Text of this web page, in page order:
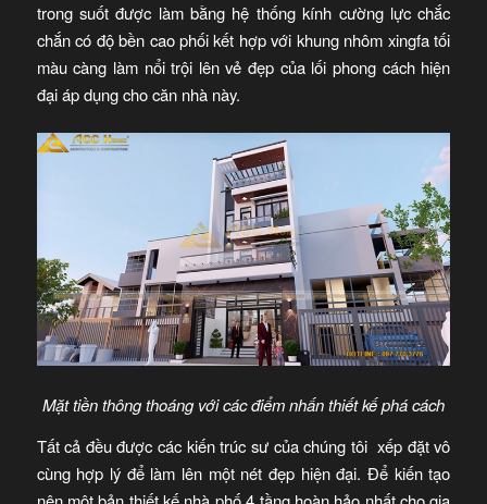
trong suốt được làm bằng hệ thống kính cường lực chắc
chắn có độ bền cao phối kết hợp với khung nhôm xingfa tối
màu càng làm nổi trội lên vẻ đẹp của lối phong cách hiện
đại áp dụng cho căn nhà này.
Mặt tiền thông thoáng với các điểm nhấn thiết kế phá cách
Tất cả đều được các kiến trúc sư của chúng tôi xếp đặt vô
cùng hợp lý để làm lên một nét đẹp hiện đại. Để kiến tạo